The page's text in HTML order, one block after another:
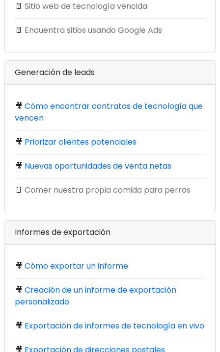
📄 Sitio web de tecnología vencida
📄 Encuentra sitios usando Google Ads
Generación de leads
🎥 Cómo encontrar contratos de tecnología que
vencen
🎥 Priorizar clientes potenciales
🎥 Nuevas oportunidades de venta netas
📄 Comer nuestra propia comida para perros
Informes de exportación
🎥 Cómo exportar un informe
🎥 Creación de un informe de exportación
personalizado
🎥 Exportación de informes de tecnología en vivo